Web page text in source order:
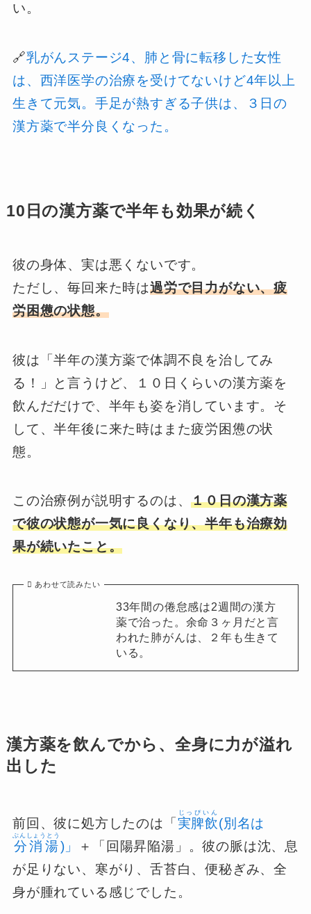
い。
🔗乳がんステージ4、肺と骨に転移した女性
は、西洋医学の治療を受けてないけど4年以上
生きて元気。手足が熱すぎる子供は、３日の
漢方薬で半分良くなった。
10日の漢方薬で半年も効果が続く
彼の身体、実は悪くないです。
ただし、毎回来た時は過労で目力がない、疲
労困憊の状態。
彼は「半年の漢方薬で体調不良を治してみ
る！」と言うけど、１０日くらいの漢方薬を
飲んだだけで、半年も姿を消しています。そ
して、半年後に来た時はまた疲労困憊の状
態。
この治療例が説明するのは、１０日の漢方薬
で彼の状態が一気に良くなり、半年も治療効
果が続いたこと。
あわせて読みたい
33年間の倦怠感は2週間の漢方
薬で治った。余命３ヶ月だと言
われた肺がんは、２年も生きて
いる。
漢方薬を飲んでから、全身に力が溢れ
出した
前回、彼に処方したのは「 実脾飲
じっぴいん
(別名は
分消湯
ぶんしょうとう
)」
＋「回陽昇陥湯」。彼の脈は沈、息
が足りない、寒がり、舌苔白、便秘ぎみ、全
身が腫れている感じでした。